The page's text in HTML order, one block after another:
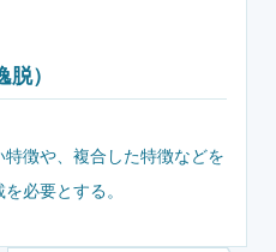
）
徴や、複合した特徴などを
必要とする。